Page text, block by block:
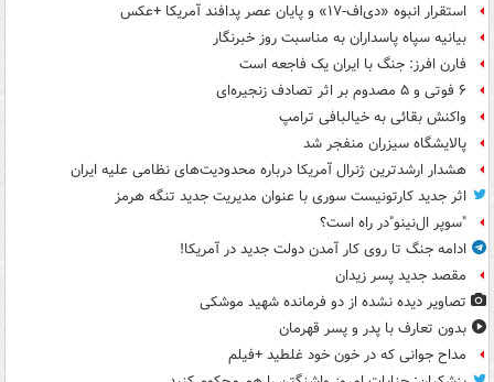
استقرار انبوه «دی‌اف‑۱۷» و پایان عصر پدافند آمریکا +عکس
بیانیه سپاه پاسداران به مناسبت روز خبرنگار
فارن افرز: جنگ با ایران یک فاجعه است
۶ فوتی و ۵ مصدوم بر اثر تصادف زنجیره‌ای
واکنش بقائی به خیالبافی ترامپ
پالایشگاه سیزران منفجر شد
هشدار ارشدترین ژنرال آمریکا درباره محدودیت‌های نظامی علیه ایران
اثر جدید کارتونیست سوری با عنوان مدیریت جدید تنگه هرمز
"سوپر ال‌نینو"در راه است؟
ادامه جنگ تا روی کار آمدن دولت جدید در آمریکا!
مقصد جدید پسر زیدان
تصاویر دیده‌ نشده از دو فرمانده شهید موشکی
بدون تعارف با پدر و پسر قهرمان
مداح جوانی که در خون خود غلطید +فیلم